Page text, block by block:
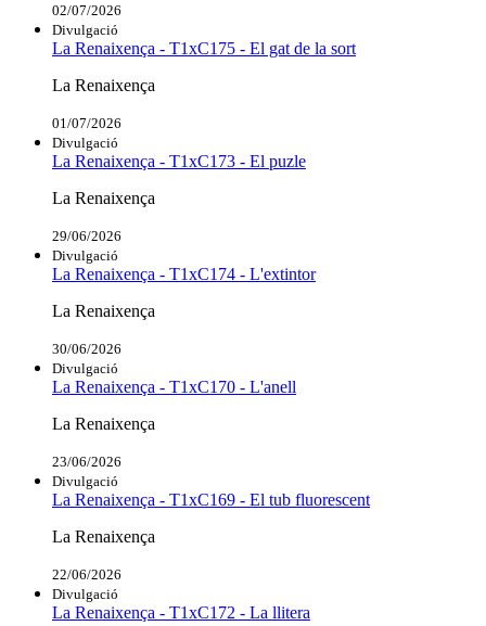
02/07/2026
Divulgació
La Renaixença - T1xC175 - El gat de la sort
La Renaixença
01/07/2026
Divulgació
La Renaixença - T1xC173 - El puzle
La Renaixença
29/06/2026
Divulgació
La Renaixença - T1xC174 - L'extintor
La Renaixença
30/06/2026
Divulgació
La Renaixença - T1xC170 - L'anell
La Renaixença
23/06/2026
Divulgació
La Renaixença - T1xC169 - El tub fluorescent
La Renaixença
22/06/2026
Divulgació
La Renaixença - T1xC172 - La llitera